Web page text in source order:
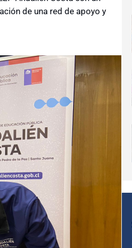
de una red de apoyo y